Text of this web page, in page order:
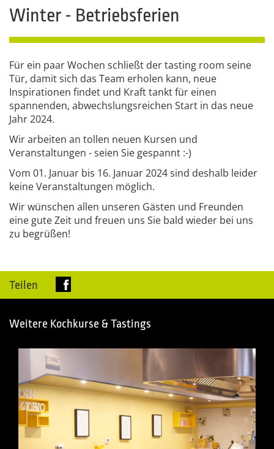
Winter - Betriebsferien
Für ein paar Wochen schließt der tasting room seine
Tür, damit sich das Team erholen kann, neue
Inspirationen findet und Kraft tankt für einen
spannenden, abwechslungsreichen Start in das neue
Jahr 2024.
Wir arbeiten an tollen neuen Kursen und
Veranstaltungen - seien Sie gespannt :-)
Vom 01. Januar bis 16. Januar 2024 sind deshalb leider
keine Veranstaltungen möglich.
Wir wünschen allen unseren Gästen und Freunden
eine gute Zeit und freuen uns Sie bald wieder bei uns
zu begrüßen!
Teilen
Weitere Kochkurse & Tastings